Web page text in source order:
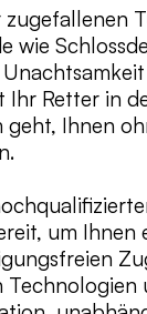
zugefallenen
wie
Ihr Retter in
geht, Ihnen
um Ihnen
Technologien